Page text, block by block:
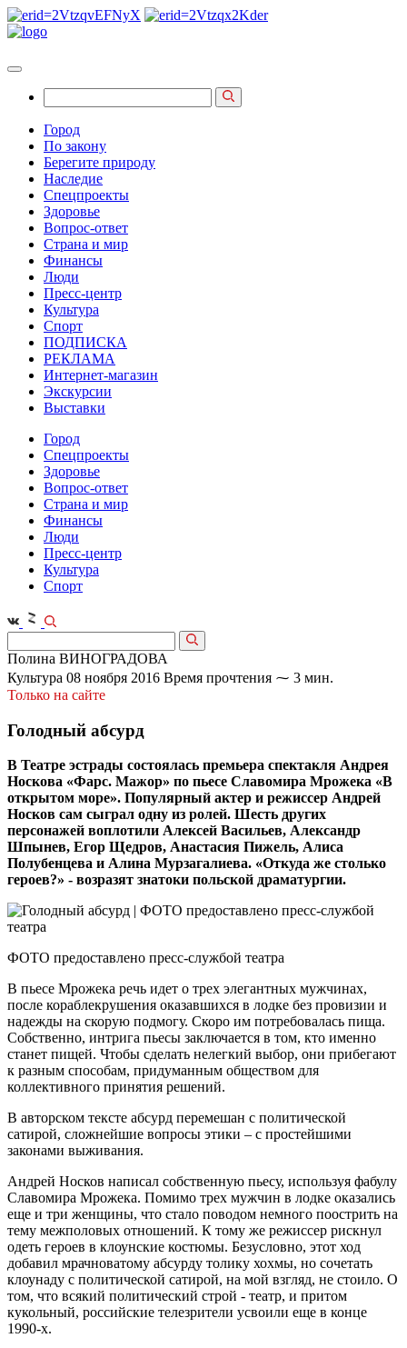
Город
По закону
Берегите природу
Наследие
Спецпроекты
Здоровье
Вопрос-ответ
Страна и мир
Финансы
Люди
Пресс-центр
Культура
Спорт
ПОДПИСКА
РЕКЛАМА
Интернет-магазин
Экскурсии
Выставки
Город
Спецпроекты
Здоровье
Вопрос-ответ
Страна и мир
Финансы
Люди
Пресс-центр
Культура
Спорт
Полина ВИНОГРАДОВА
Культура 08 ноября 2016 Время прочтения ⁓ 3 мин.
Только на сайте
Голодный абсурд
В Театре эстрады состоялась премьера спектакля Андрея
Носкова «Фарс. Мажор» по пьесе Славомира Мрожека «В
открытом море». Популярный актер и режиссер Андрей
Носков сам сыграл одну из ролей. Шесть других
персонажей воплотили Алексей Васильев, Александр
Шпынев, Егор Щедров, Анастасия Пижель, Алиса
Полубенцева и Алина Мурзагалиева. «Откуда же столько
героев?» - возразят знатоки польской драматургии.
ФОТО предоставлено пресс-службой театра
В пьесе Мрожека речь идет о трех элегантных мужчинах,
после кораблекрушения оказавшихся в лодке без провизии и
надежды на скорую подмогу. Скоро им потребовалась пища.
Собственно, интрига пьесы заключается в том, кто именно
станет пищей. Чтобы сделать нелегкий выбор, они прибегают
к разным способам, придуманным обществом для
коллективного принятия решений.
В авторском тексте абсурд перемешан с политической
сатирой, сложнейшие вопросы этики – с простейшими
законами выживания.
Андрей Носков написал собственную пьесу, используя фабулу
Славомира Мрожека. Помимо трех мужчин в лодке оказались
еще и три женщины, что стало поводом немного поострить на
тему межполовых отношений. К тому же режиссер рискнул
одеть героев в клоунские костюмы. Безусловно, этот ход
добавил мрачноватому абсурду толику хохмы, но сочетать
клоунаду с политической сатирой, на мой взгляд, не стоило. О
том, что всякий политический строй - театр, и притом
кукольный, российские телезрители усвоили еще в конце
1990-х.